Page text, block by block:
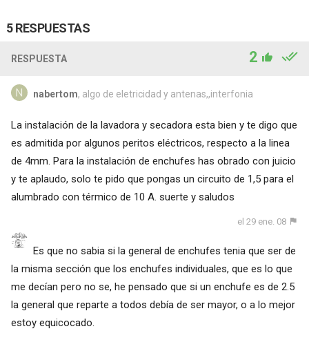
5 RESPUESTAS
RESPUESTA 2
nabertom, algo de eletricidad y antenas,,interfonia
La instalación de la lavadora y secadora esta bien y te digo que
es admitida por algunos peritos eléctricos, respecto a la linea
de 4mm. Para la instalación de enchufes has obrado con juicio
y te aplaudo, solo te pido que pongas un circuito de 1,5 para el
alumbrado con térmico de 10 A. suerte y saludos
el 29 ene. 08
Es que no sabia si la general de enchufes tenia que ser de
la misma sección que los enchufes individuales, que es lo que
me decían pero no se, he pensado que si un enchufe es de 2.5
la general que reparte a todos debía de ser mayor, o a lo mejor
estoy equicocado.